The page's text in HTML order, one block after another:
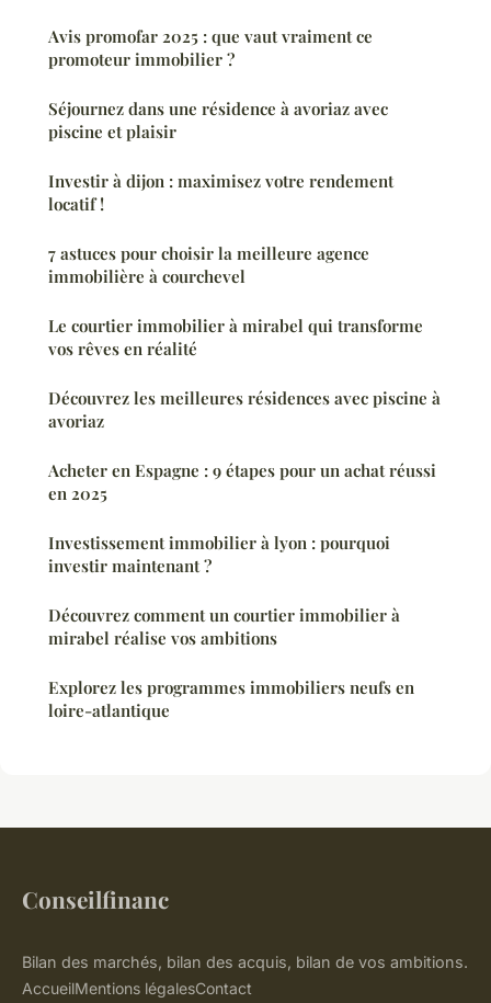
Avis promofar 2025 : que vaut vraiment ce
promoteur immobilier ?
Séjournez dans une résidence à avoriaz avec
piscine et plaisir
Investir à dijon : maximisez votre rendement
locatif !
7 astuces pour choisir la meilleure agence
immobilière à courchevel
Le courtier immobilier à mirabel qui transforme
vos rêves en réalité
Découvrez les meilleures résidences avec piscine à
avoriaz
Acheter en Espagne : 9 étapes pour un achat réussi
en 2025
Investissement immobilier à lyon : pourquoi
investir maintenant ?
Découvrez comment un courtier immobilier à
mirabel réalise vos ambitions
Explorez les programmes immobiliers neufs en
loire-atlantique
Conseilfinanc
Bilan des marchés, bilan des acquis, bilan de vos ambitions.
AccueilMentions légalesContact